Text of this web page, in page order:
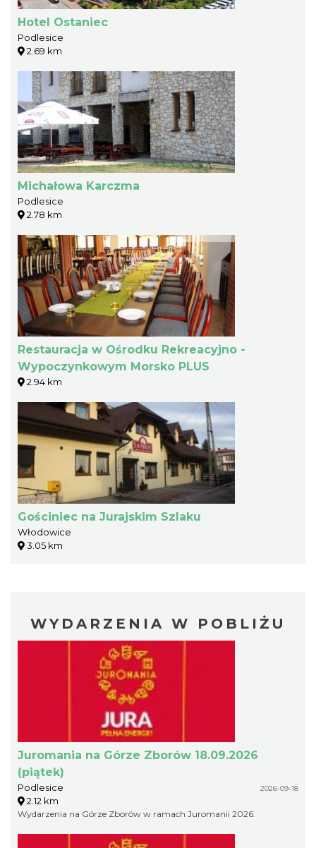
Hotel Ostaniec
Podlesice
2.69 km
Michałowa Karczma
Podlesice
2.78 km
Restauracja w Ośrodku Rekreacyjno -
Wypoczynkowym Morsko PLUS
2.94 km
Gościniec na Jurajskim Szlaku
Włodowice
3.05 km
WYDARZENIA W POBLIŻU
Juromania na Górze Zborów 18.09.2026
(piątek)
Podlesice 2026-09-18
2.12 km
Wydarzenia na Górze Zborów w ramach Juromanii 2026.